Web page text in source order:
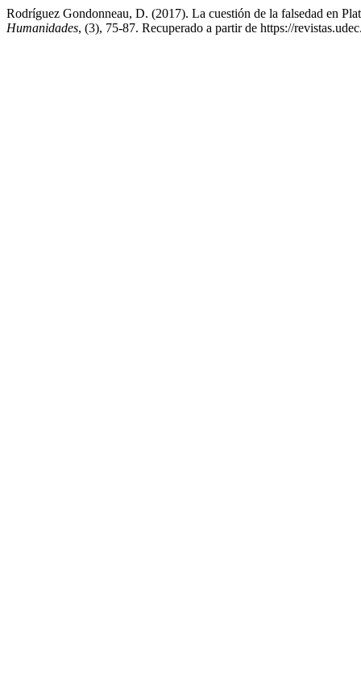
Rodríguez Gondonneau, D. (2017). La cuestión de la falsedad en
Humanidades, (3), 75-87. Recuperado a partir de https://